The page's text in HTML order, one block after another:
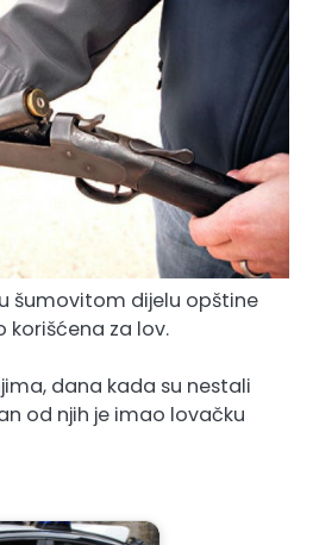
šumovitom dijelu opštine
korišćena za lov.
dana kada su nestali
od njih je imao lovačku